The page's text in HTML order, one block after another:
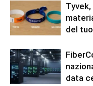
del
data